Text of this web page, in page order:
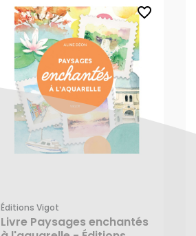
favorite_border
Éditions Vigot
Livre Paysages enchantés